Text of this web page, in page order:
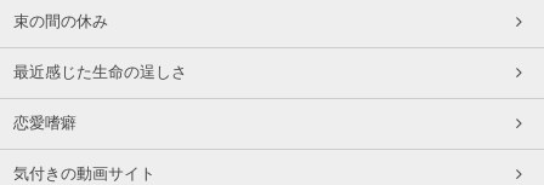
束の間の休み
最近感じた生命の逞しさ
恋愛嗜癖
気付きの動画サイト